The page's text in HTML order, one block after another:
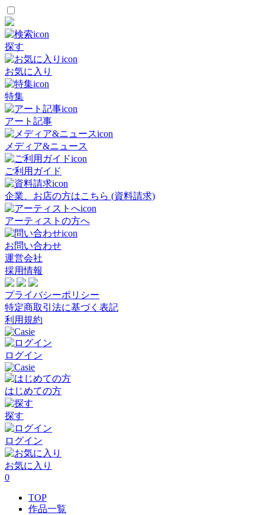
探す
お気に入り
特集
アート記事
メディア&ニュース
ご利用ガイド
企業、お店の方はこちら (資料請求)
アーティストの方へ
お問い合わせ
運営会社
採用情報
プライバシーポリシー
特定商取引法に基づく表記
利用規約
ログイン
はじめての方
探す
ログイン
お気に入り
0
TOP
作品一覧